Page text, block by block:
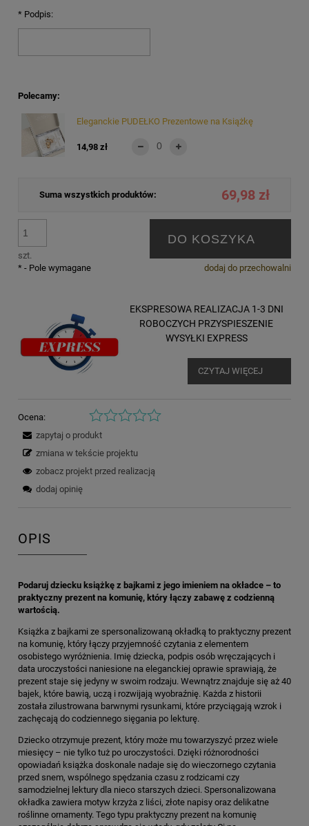
* Podpis:
Polecamy:
Eleganckie PUDEŁKO Prezentowe na Książkę
14,98 zł
Suma wszystkich produktów: 69,98 zł
szt.
DO KOSZYKA
dodaj do przechowalni
* - Pole wymagane
EKSPRESOWA REALIZACJA 1-3 DNI
ROBOCZYCH PRZYSPIESZENIE
WYSYŁKI EXPRESS
CZYTAJ WIĘCEJ
Ocena:
zapytaj o produkt
zmiana w tekście projektu
zobacz projekt przed realizacją
dodaj opinię
OPIS
Podaruj dziecku książkę z bajkami z jego imieniem na okładce – to
praktyczny prezent na komunię, który łączy zabawę z codzienną
wartością.
Książka z bajkami ze spersonalizowaną okładką to praktyczny prezent
na komunię, który łączy przyjemność czytania z elementem
osobistego wyróżnienia. Imię dziecka, podpis osób wręczających i
data uroczystości naniesione na eleganckiej oprawie sprawiają, że
prezent staje się jedyny w swoim rodzaju. Wewnątrz znajduje się aż 40
bajek, które bawią, uczą i rozwijają wyobraźnię. Każda z historii
została zilustrowana barwnymi rysunkami, które przyciągają wzrok i
zachęcają do codziennego sięgania po lekturę.
Dziecko otrzymuje prezent, który może mu towarzyszyć przez wiele
miesięcy – nie tylko tuż po uroczystości. Dzięki różnorodności
opowiadań książka doskonale nadaje się do wieczornego czytania
przed snem, wspólnego spędzania czasu z rodzicami czy
samodzielnej lektury dla nieco starszych dzieci. Spersonalizowana
okładka zawiera motyw krzyża z liści, złote napisy oraz delikatne
roślinne ornamenty. Tego typu praktyczny prezent na komunię